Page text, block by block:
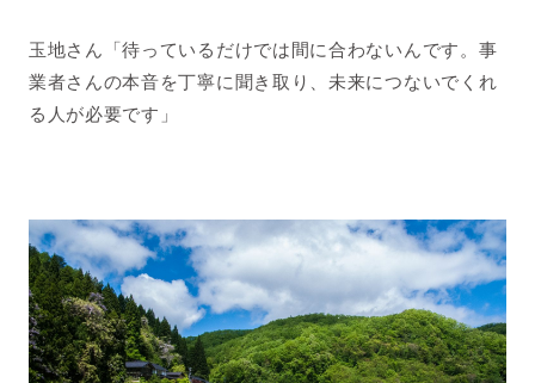
玉地さん「待っているだけでは間に合わないんです。事
業者さんの本音を丁寧に聞き取り、未来につないでくれ
る人が必要です」